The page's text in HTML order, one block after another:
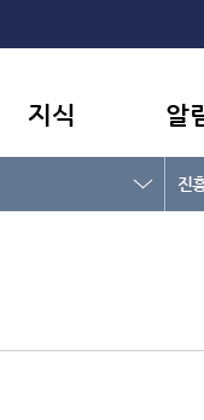
지식 알
진